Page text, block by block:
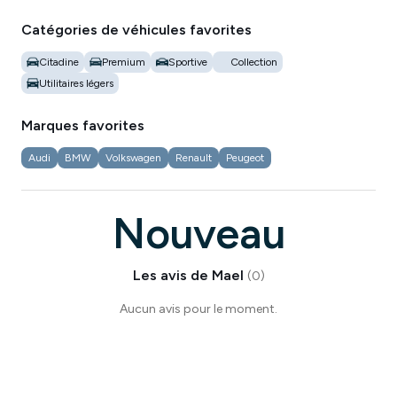
Catégories de véhicules favorites
Citadine Premium Sportive
Collection
Utilitaires légers
Marques favorites
Audi BMW Volkswagen Renault Peugeot
Nouveau
Les avis de Mael (0)
Aucun avis pour le moment.